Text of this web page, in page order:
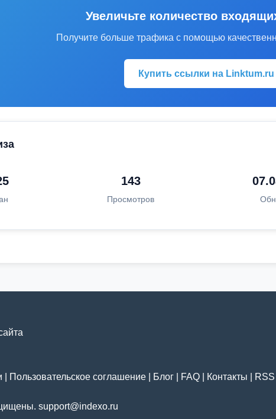
Увеличьте количество
Получите больше трафика с помощью
Купить ссылки на Linktum.ru
143
Просмотров
Пользовательское соглашение Блог FAQ Контакты RSS
support@indexo.ru